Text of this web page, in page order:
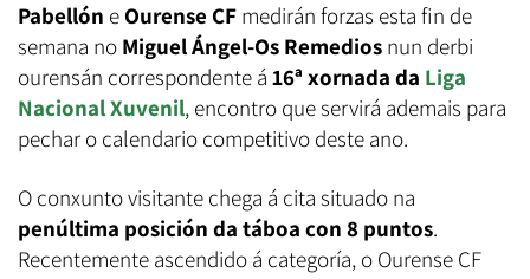
Pabellón e Ourense CF medirán forzas esta fin de
semana no Miguel Ángel-Os Remedios nun derbi
ourensán correspondente á 16ª xornada da Liga
Nacional Xuvenil, encontro que servirá ademais para
pechar o calendario competitivo deste ano.
O conxunto visitante chega á cita situado na
penúltima posición da táboa con 8 puntos.
Recentemente ascendido á categoría, o Ourense CF